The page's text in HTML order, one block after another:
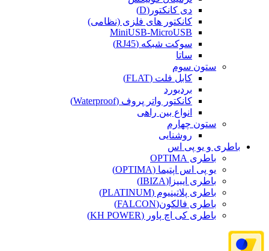
دی کانکتور(D)
کانکتور های فلزی (نظامی)
MiniUSB-MicroUSB
سوکت شبکه (RJ45)
ساتا
ستون سوم
کابل فلت (FLAT)
بردبورد
کانکتور واتر پروف (Waterproof)
انواع بین راهی
ستون چهارم
روشنایی
باطری و یو پی اس
باطری OPTIMA
یو پی اس اپتیما (OPTIMA)
باطری ایبیزا(IBIZA)
باطری پلاتینیوم (PLATINUM)
باطری فالکون(FALCON)
باطری کی اچ پاور (KH POWER)